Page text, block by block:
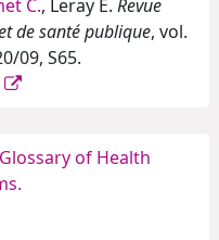
C., Leray E. Revue
de santé publique, vol.
09, S65.
of Health